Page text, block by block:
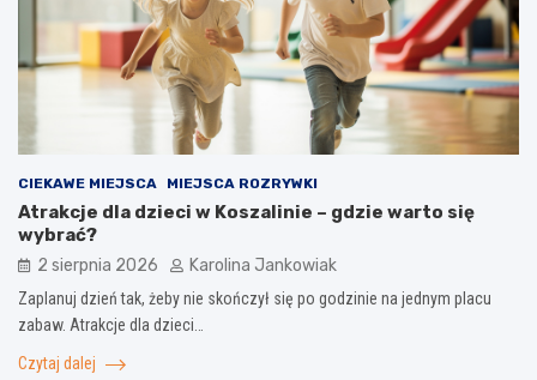
CIEKAWE MIEJSCA MIEJSCA ROZRYWKI
Atrakcje dla dzieci w Koszalinie – gdzie warto się
wybrać?
2 sierpnia 2026 Karolina Jankowiak
Zaplanuj dzień tak, żeby nie skończył się po godzinie na jednym placu
zabaw. Atrakcje dla dzieci…
Czytaj dalej